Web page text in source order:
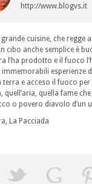
http://www.blogvs.it
cuisine, che regge
cibo anche semplice è
l’ha prodotto e il fuoco
esperienze
terra e acceso il fuoco
quell’aria, quella fame
o povero diavolo d’un
La Pacciada